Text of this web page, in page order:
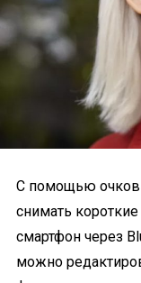
С помощью очков
снимать
смартфон через
можно